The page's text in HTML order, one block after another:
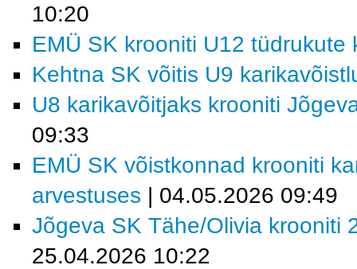
10:20
EMÜ SK krooniti U12 tüdrukute
Kehtna SK võitis U9
U8 karikavõitjaks krooniti
09:33
EMÜ SK võistkonnad krooniti
arvestuses | 04.05.2026 09:49
Jõgeva SK Tähe/Olivia krooniti
25.04.2026 10:22